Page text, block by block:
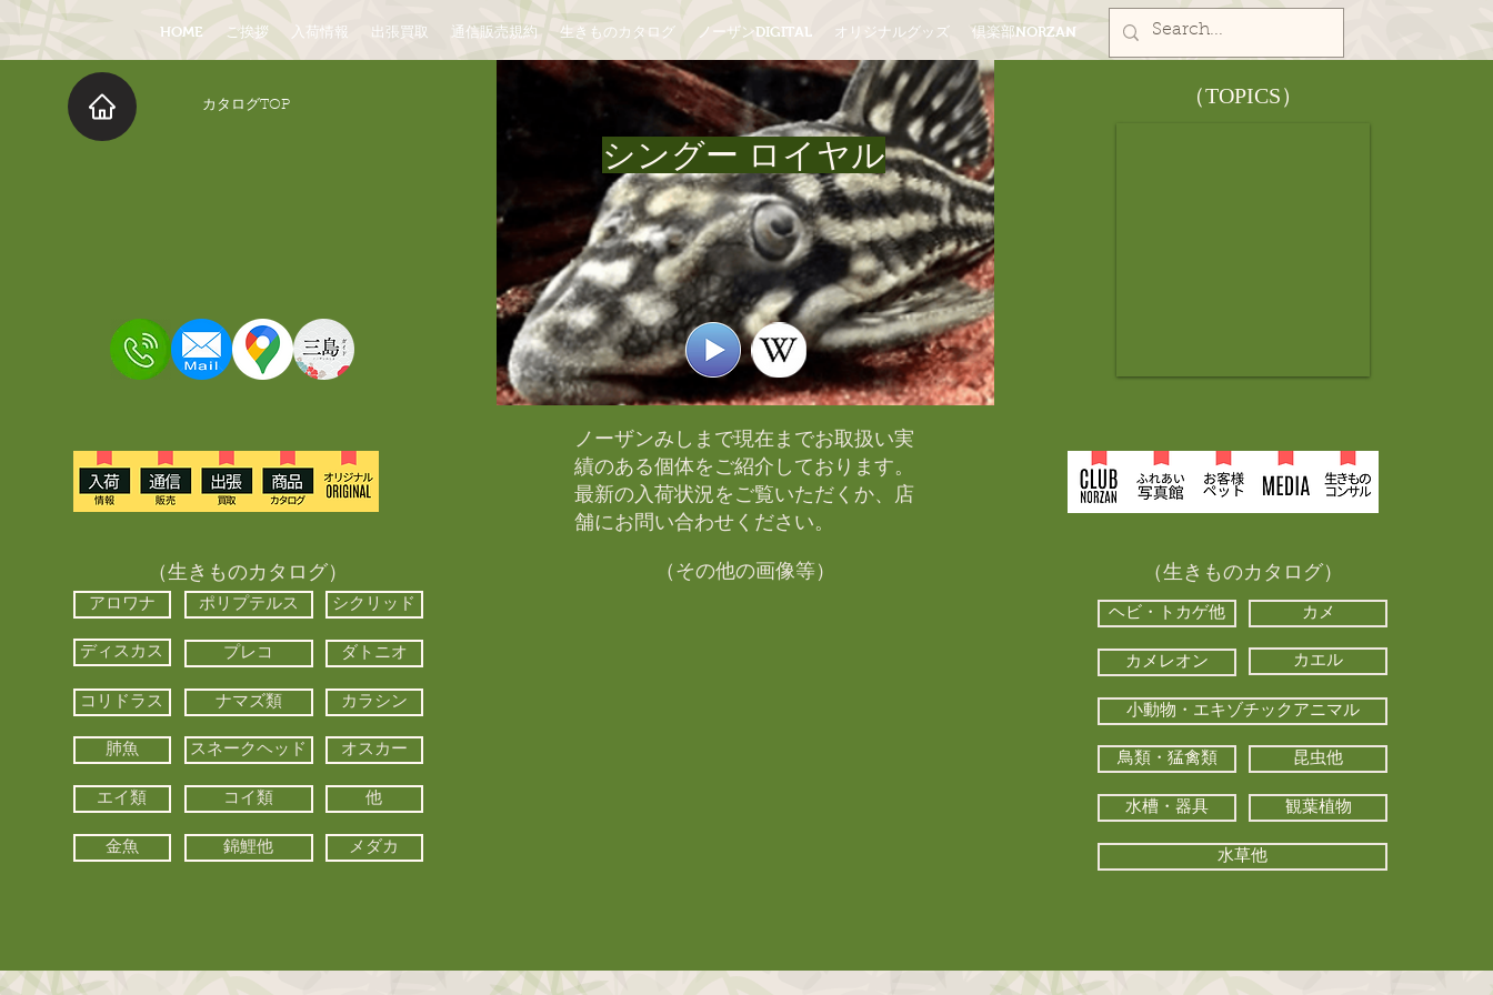
HOME ご挨拶 入荷情報 出張買取 通信販売規約 生きものカタログ ノーザンDIGITAL オリジナルグッズ 倶楽部NORZAN
​カタログTOP
シングー ロイヤル
​（TOPICS）
（生きものカタログ）
アロワナ ポリプテルス シクリッド
ディスカス プレコ ダトニオ
コリドラス ナマズ類 カラシン
肺魚 スネークヘッド オスカー
エイ類 コイ類 他
金魚 錦鯉他 メダカ
ノーザンみしまで現在までお取扱い実
績のある個体をご紹介しております。​
最新の入荷状況をご覧いただくか、店
舗にお問い合わせください。​
（その他の画像等） （生きものカタログ）
ヘビ・トカゲ他 カメ
カメレオン カエル
小動物・エキゾチックアニマル
鳥類・猛禽類 昆虫他
水槽・器具 観葉植物
水草他